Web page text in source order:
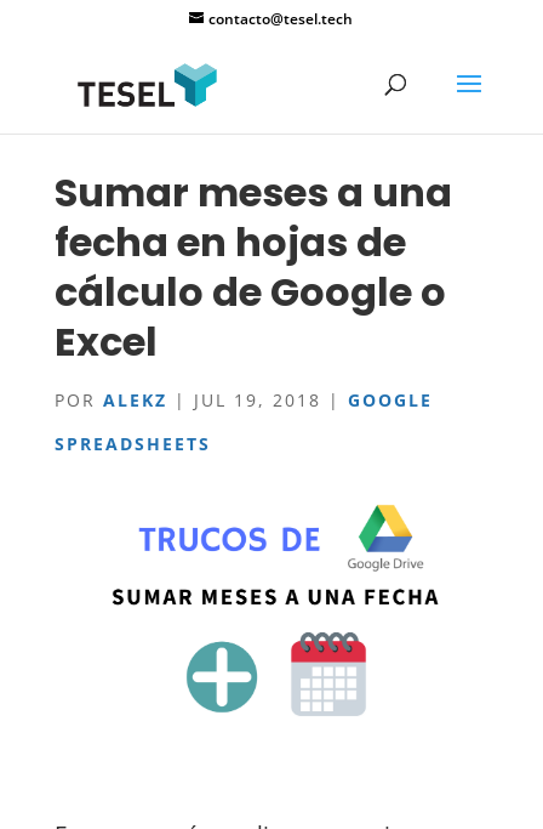
contacto@tesel.tech
Sumar meses a una
fecha en hojas de
cálculo de Google o
Excel
POR ALEKZ | JUL 19, 2018 | GOOGLE
SPREADSHEETS